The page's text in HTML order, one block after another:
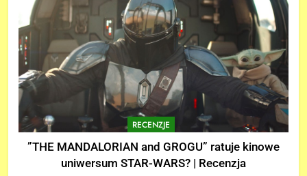
RECENZJE
”THE MANDALORIAN and GROGU” ratuje kinowe
uniwersum STAR-WARS? | Recenzja